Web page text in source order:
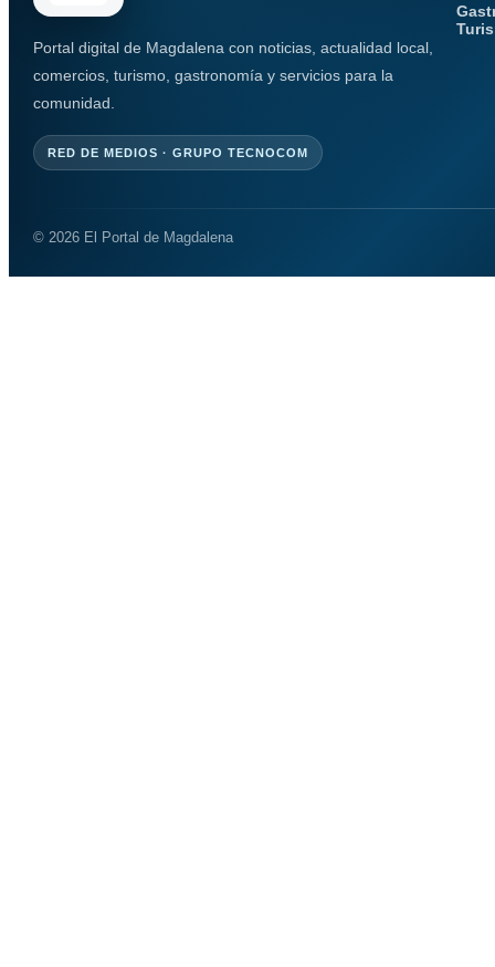
Portal digital de Magdalena con noticias, actualidad local,
comercios, turismo, gastronomía y servicios para la
comunidad.
RED DE MEDIOS · GRUPO TECNOCOM
© 2026 El Portal de Magdalena